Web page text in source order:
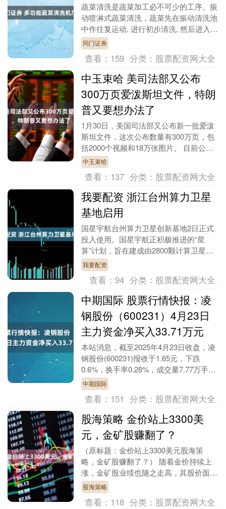
蔬菜清洗是蔬菜加工必不可少的工序。振
动喷淋式蔬菜清洗，蔬菜先在振动清洗池
中作往复运动, 进行初步清洗, 然后进入喷
淋池中用清水喷淋, 完成整个清洗过程。
该清洗....
同门证券
查看： 159 分类： 股票配资网大全
中玉束哈 美司法部又公布
300万页爱泼斯坦文件，特朗
普又要想办法了
1月30日，美国司法部又公布新一批爱泼
斯坦文件，这次公布数量有300万页，包
括2000个视频和18万张图片。 目前公布
的文件包含与爱泼斯坦相关的法庭文件、
电子邮....
中玉束哈
查看： 137 分类： 股票配资网大全
我要配资 浙江台州算力卫星
基地启用
国星宇航台州算力卫星创新基地2日正式
投入使用。国星宇航正积极推进的“星
算”计划，旨在建成由2800颗计算卫星组
成的超级太空计算中心，形成全球覆盖、
移动泛在、高效....
我要配资
查看：94 分类： 股票配资网大全
中期国际 股票行情快报：凌
钢股份（600231）4月23日
主力资金净买入33.71万元
本站消息，截至2025年4月23日收盘，凌
钢股份(600231)报收于1.65元，下跌
0.6%，换手率0.28%，成交量7.77万手中
期国际，成交额1284.7....
中期国际
查看： 151 分类： 股票配资网大全
股海策略 金价站上3300美
元，金矿股赚翻了？
（原标题：金价站上3300美元股海策
略，金矿股赚翻了？） 随着金价持续上
涨，金矿股业绩也随之走高，其股价面临
较大的估值修复机会 文｜《财经》特约
撰稿人 康国亮 ....
股海策略
查看： 118 分类： 股票配资网大全